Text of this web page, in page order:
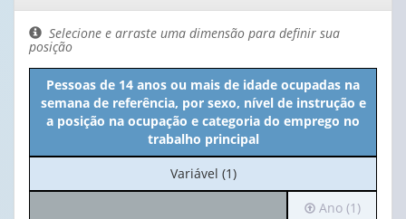
de
layout
janela
Selecione e arraste uma dimensão para definir sua
posição
Pessoas de 14 anos ou mais de idade ocupadas na
semana de referência, por sexo, nível de instrução e
a posição na ocupação e categoria do emprego no
trabalho principal
No
cabeçalho:
Variável (1)
IráAno (1)